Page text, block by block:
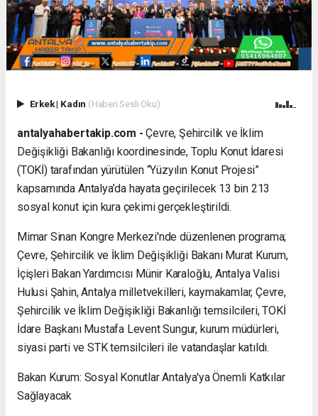
Erkek| Kadın (Haberi Sesli Oku)
antalyahabertakip.com - Çevre, Şehircilik ve İklim
Değişikliği Bakanlığı koordinesinde, Toplu Konut İdaresi
(TOKİ) tarafından yürütülen “Yüzyılın Konut Projesi”
kapsamında Antalya’da hayata geçirilecek 13 bin 213
sosyal konut için kura çekimi gerçekleştirildi.
Mimar Sinan Kongre Merkezi'nde düzenlenen programa;
Çevre, Şehircilik ve İklim Değişikliği Bakanı Murat Kurum,
İçişleri Bakan Yardımcısı Münir Karaloğlu, Antalya Valisi
Hulusi Şahin, Antalya milletvekilleri, kaymakamlar, Çevre,
Şehircilik ve İklim Değişikliği Bakanlığı temsilcileri, TOKİ
İdare Başkanı Mustafa Levent Sungur, kurum müdürleri,
siyasi parti ve STK temsilcileri ile vatandaşlar katıldı.
Bakan Kurum: Sosyal Konutlar Antalya'ya Önemli Katkılar
Sağlayacak